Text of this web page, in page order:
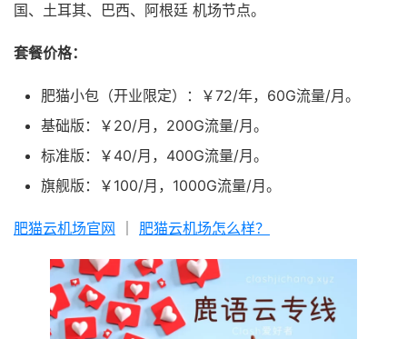
国、土耳其、巴西、阿根廷 机场节点。
套餐价格：
肥猫小包（开业限定）：￥72/年，60G流量/月。
基础版：￥20/月，200G流量/月。
标准版：￥40/月，400G流量/月。
旗舰版：￥100/月，1000G流量/月。
肥猫云机场官网 肥猫云机场怎么样？